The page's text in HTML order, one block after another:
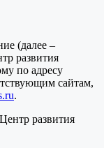
(далее –
развития
по адресу
сайтам,
.
развития